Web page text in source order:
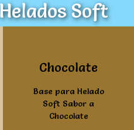
Soft
Chocolate
Base para Helado
Soft Sabor a
Chocolate